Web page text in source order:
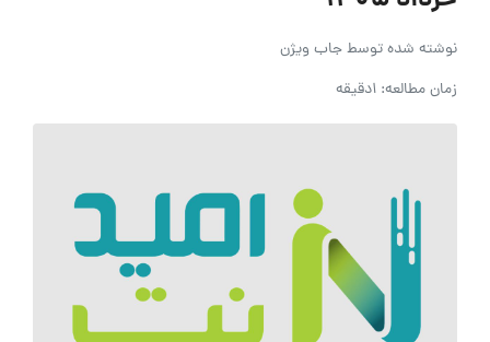
نوشته شده توسطجاب ویژن
زمان مطالعه: 1دقیقه